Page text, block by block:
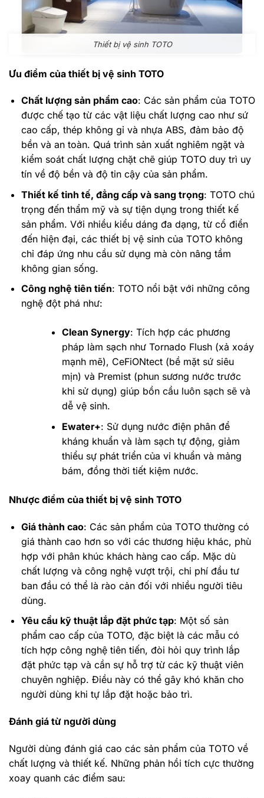
Thiết bị vệ sinh TOTO
Ưu điểm của thiết bị vệ sinh TOTO
Chất lượng sản phẩm cao: Các sản phẩm của TOTO
được chế tạo từ các vật liệu chất lượng cao như sứ
cao cấp, thép không gỉ và nhựa ABS, đảm bảo độ
bền và an toàn. Quá trình sản xuất nghiêm ngặt và
kiểm soát chất lượng chặt chẽ giúp TOTO duy trì uy
tín về độ bền và độ tin cậy của sản phẩm.
Thiết kế tinh tế, đẳng cấp và sang trọng: TOTO chú
trọng đến thẩm mỹ và sự tiện dụng trong thiết kế
sản phẩm. Với nhiều kiểu dáng đa dạng, từ cổ điển
đến hiện đại, các thiết bị vệ sinh của TOTO không
chỉ đáp ứng nhu cầu sử dụng mà còn nâng tầm
không gian sống.
Công nghệ tiên tiến: TOTO nổi bật với những công
nghệ đột phá như:
Clean Synergy: Tích hợp các phương
pháp làm sạch như Tornado Flush (xả xoáy
mạnh mẽ), CeFiONtect (bề mặt sứ siêu
mịn) và Premist (phun sương nước trước
khi sử dụng) giúp bồn cầu luôn sạch sẽ và
dễ vệ sinh.
Ewater+: Sử dụng nước điện phân để
kháng khuẩn và làm sạch tự động, giảm
thiểu sự phát triển của vi khuẩn và mảng
bám, đồng thời tiết kiệm nước.
Nhược điểm của thiết bị vệ sinh TOTO
Giá thành cao: Các sản phẩm của TOTO thường có
giá thành cao hơn so với các thương hiệu khác, phù
hợp với phân khúc khách hàng cao cấp. Mặc dù
chất lượng và công nghệ vượt trội, chi phí đầu tư
ban đầu có thể là rào cản đối với nhiều người tiêu
dùng.
Yêu cầu kỹ thuật lắp đặt phức tạp: Một số sản
phẩm cao cấp của TOTO, đặc biệt là các mẫu có
tích hợp công nghệ tiên tiến, đòi hỏi quy trình lắp
đặt phức tạp và cần sự hỗ trợ từ các kỹ thuật viên
chuyên nghiệp. Điều này có thể gây khó khăn cho
người dùng khi tự lắp đặt hoặc bảo trì.
Đánh giá từ người dùng
Người dùng đánh giá cao các sản phẩm của TOTO về
chất lượng và thiết kế. Những phản hồi tích cực thường
xoay quanh các điểm sau: